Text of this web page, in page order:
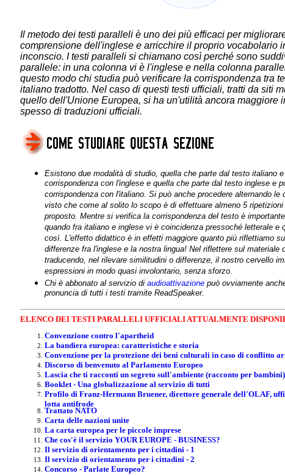
Il metodo dei testi paralleli è uno dei più efficaci per
comprensione dell'inglese e arricchire il proprio vocabolario
inconscio. I testi paralleli si chiamano così perché sono
parallele: in una colonna vi è l'inglese e nella colonna
questo modo chi studia può verificare la corrispondenza tra
italiano tradotto. Nel caso di questi testi ufficiali, tratti da siti
quello dell'Unione Europea, si ha un'utilità ancora maggiore
spesso di traduzioni ufficiali.
Esistono due modalità di studio, quella che parte dal testo italiano
corrispondenza con l'inglese e quella che parte dal testo inglese e
corrispondenza con l'italiano. Si può anche procedere alternando le
visto che come al solito lo scopo è di effettuare almeno 5
proposto. Mentre si verifica la corrispondenza del testo è
quando fra italiano e inglese vi è coincidenza pressoché letterale e
così. L'effetto didattico è in effetti maggiore quanto più riflettiamo
differenze fra l'inglese e la nostra lingua! Nel riflettere sul materiale
traducendo, nel rilevare similitudini o differenze, il nostro cervello
espressioni in modo quasi involontario, senza sforzo.
Chi è abbonato al servizio di audioattivazione può ovviamente
pronuncia di tutti i testi tramite ReadSpeaker.
ELENCO DEI TESTI PARALLELI UFFICIALI ATTUALMENTE
Convenzione contro l'apartheid
La bandiera europea: caratteristiche e storia
Convenzione per la protezione dei beni culturali in caso di conflitto
Discorso di benvenuto al Parlamento Europeo
Lascia che ti racconti un segreto sull'ambiente (racconto per bambini)
Booklet - Una globalizzazione al servizio di tutti
Profilo di Franz-Hermann Bruener, direttore generale dell'OLAF,
lotta antifrode
Trattato NATO
Carta delle nazioni unite
La carta europea per le piccole imprese
Che cos'è il servizio YOUR EUROPE - BUSINESS?
Il servizio di orientamento per i cittadini - 1
Il servizio di orientamento per i cittadini - 2
Concorso - Parlate Europeo?